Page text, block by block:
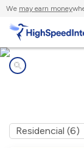
We may earn money